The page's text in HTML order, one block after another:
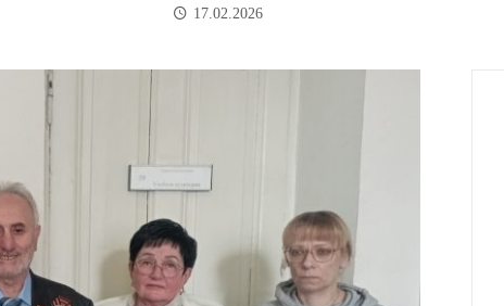
17.02.2026